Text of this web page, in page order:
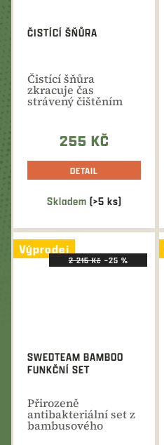
Průměrné
produktu
je
Skladem (>5 ks)
ČISTÍCÍ ŠŇŮRA
Čistící šňůra
zkracuje čas
strávený čištěním
zbraně, protože
255 KČ
DETAIL
Výprodej
2 215 Kč –25 %
SWEDTEAM BAMBOO
FUNKČNÍ SET
Přirozeně
antibakteriální set z
bambusového